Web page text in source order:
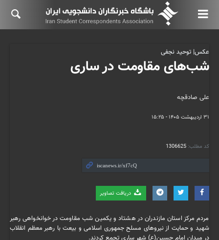
علی صادقچه
۳۱ اردیبهشت ۱۴۰۵ - ۱۵:۲۵
کد مطلب: 1306625
دریافت تصاویر
عکس| توحید نجفی
شب‌های مقاومت در ساری
مردم مرکز استان مازندران در هشتاد و یکمین شب مقاومت در خوانخواهی رهبر
شهید و حمایت از نیروهای مسلح جمهوری اسلامی و بیعت با رهبر معظم انقلاب